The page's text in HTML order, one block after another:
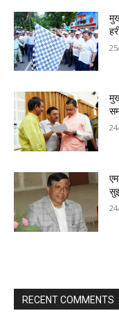
RECENT COMMENTS